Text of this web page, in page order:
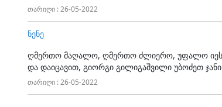
თარიღი : 26-05-2022
ნენე
ღმერთო მაღალო, ღმერთო ძლიერო, უფალო
და დაიცავით, გიორგი გილიგაშვილი უბოძეთ
თარიღი : 26-05-2022